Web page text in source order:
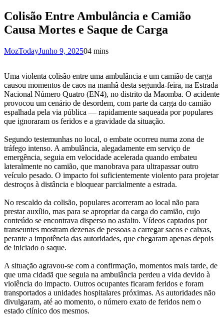
Colisão Entre Ambulância e Camião
Causa Mortes e Saque de Carga
MozTodayJunho 9, 202504 mins
Uma violenta colisão entre uma ambulância e um camião de carga
causou momentos de caos na manhã desta segunda-feira, na Estrada
Nacional Número Quatro (EN4), no distrito da Maomba. O acidente
provocou um cenário de desordem, com parte da carga do camião
espalhada pela via pública — rapidamente saqueada por populares
que ignoraram os feridos e a gravidade da situação.
Segundo testemunhas no local, o embate ocorreu numa zona de
tráfego intenso. A ambulância, alegadamente em serviço de
emergência, seguia em velocidade acelerada quando embateu
lateralmente no camião, que manobrava para ultrapassar outro
veículo pesado. O impacto foi suficientemente violento para projetar
destroços à distância e bloquear parcialmente a estrada.
No rescaldo da colisão, populares acorreram ao local não para
prestar auxílio, mas para se apropriar da carga do camião, cujo
conteúdo se encontrava disperso no asfalto. Vídeos captados por
transeuntes mostram dezenas de pessoas a carregar sacos e caixas,
perante a impotência das autoridades, que chegaram apenas depois
de iniciado o saque.
A situação agravou-se com a confirmação, momentos mais tarde, de
que uma cidadã que seguia na ambulância perdeu a vida devido à
violência do impacto. Outros ocupantes ficaram feridos e foram
transportados a unidades hospitalares próximas. As autoridades não
divulgaram, até ao momento, o número exato de feridos nem o
estado clínico dos mesmos.